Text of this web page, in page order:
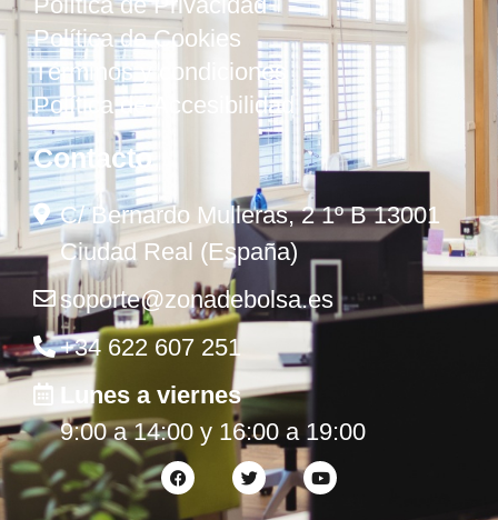
Política de Cookies
Términos y condiciones
Política de Accesibilidad
Contacto
C/ Bernardo Mulleras, 2 1º B 13001
Ciudad Real (España)
soporte@zonadebolsa.es
+34 622 607 251
Lunes a viernes
9:00 a 14:00 y 16:00 a 19:00